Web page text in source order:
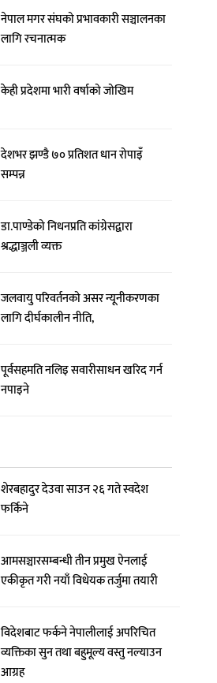
नेपाल मगर संघको प्रभावकारी सञ्चालनका
लागि रचनात्मक
केही प्रदेशमा भारी वर्षाको जोखिम
देशभर झण्डै ७० प्रतिशत धान रोपाइँ
सम्पन्न
डा.पाण्डेको निधनप्रति कांग्रेसद्वारा
श्रद्धाञ्जली व्यक्त
जलवायु परिवर्तनको असर न्यूनीकरणका
लागि दीर्घकालीन नीति,
पूर्वसहमति नलिइ सवारीसाधन खरिद गर्न
नपाइने
शेरबहादुर देउवा साउन २६ गते स्वदेश
फर्किने
आमसञ्चारसम्बन्धी तीन प्रमुख ऐनलाई
एकीकृत गरी नयाँ विधेयक तर्जुमा तयारी
विदेशबाट फर्कने नेपालीलाई अपरिचित
व्यक्तिका सुन तथा बहुमूल्य वस्तु नल्याउन
आग्रह